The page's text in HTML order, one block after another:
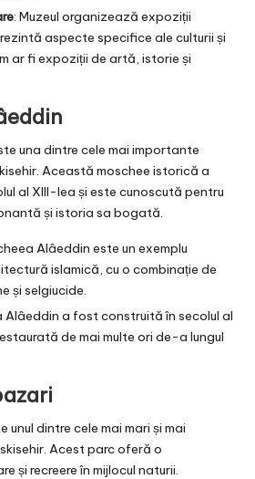
: Muzeul organizează expoziții
aspecte specifice ale culturii și
ar fi expoziții de artă, istorie și
una dintre cele mai importante
Această moschee istorică a
al XIII-lea și este cunoscută pentru
și istoria sa bogată.
Alâeddin este un exemplu
islamică, cu o combinație de
și selgiucide.
Alâeddin a fost construită în secolul al
de mai multe ori de-a lungul
unul dintre cele mai mari și mai
Acest parc oferă o
și recreere în mijlocul naturii.